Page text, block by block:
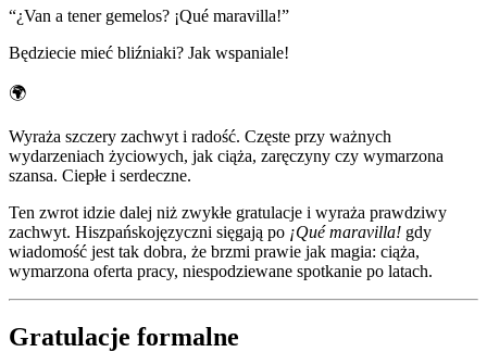
“¿Van a tener gemelos? ¡Qué maravilla!”
Będziecie mieć bliźniaki? Jak wspaniale!
🌍
Wyraża szczery zachwyt i radość. Częste przy ważnych
wydarzeniach życiowych, jak ciąża, zaręczyny czy wymarzona
szansa. Ciepłe i serdeczne.
Ten zwrot idzie dalej niż zwykłe gratulacje i wyraża prawdziwy
zachwyt. Hiszpańskojęzyczni sięgają po ¡Qué maravilla! gdy
wiadomość jest tak dobra, że brzmi prawie jak magia: ciąża,
wymarzona oferta pracy, niespodziewane spotkanie po latach.
Gratulacje formalne